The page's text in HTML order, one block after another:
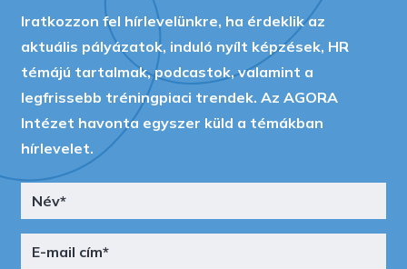
Iratkozzon fel hírlevelünkre, ha érdeklik az
aktuális pályázatok, induló nyílt képzések, HR
témájú tartalmak, podcastok, valamint a
legfrissebb tréningpiaci trendek. Az AGORA
Intézet havonta egyszer küld a témákban
hírlevelet.